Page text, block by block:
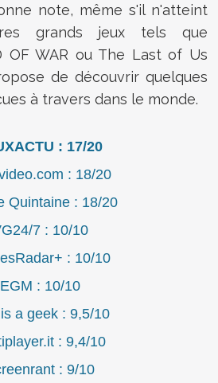
note, même s'il n'atteint
grands jeux tels que
OF WAR ou The Last of Us
de découvrir quelques
à travers dans le monde.
: 17/20
: 18/20
Quintaine : 18/20
7 : 10/10
: 10/10
EGM : 10/10
a geek : 9,5/10
: 9,4/10
: 9/10